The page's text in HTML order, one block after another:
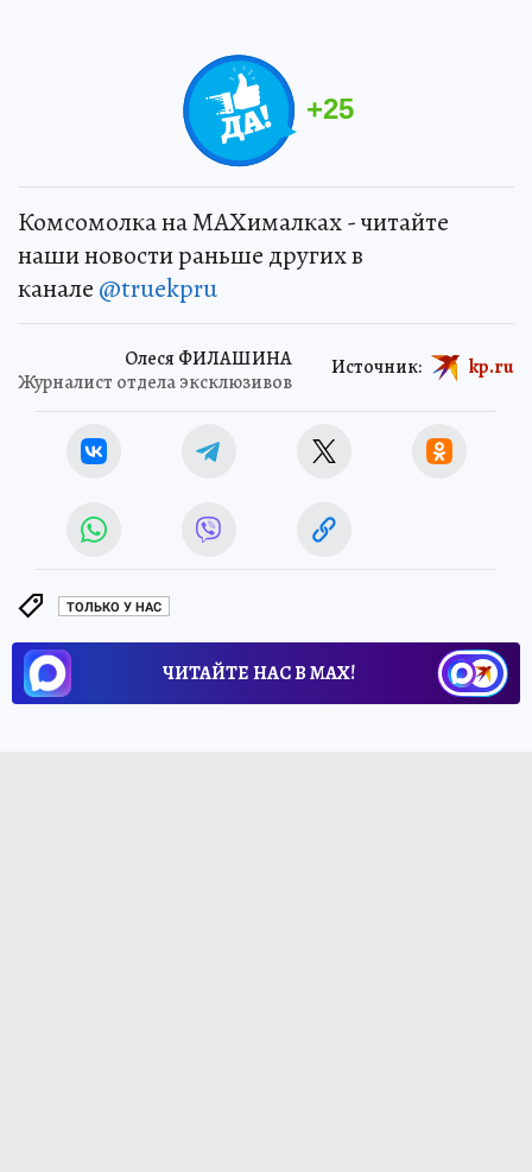
+25
Комсомолка на MAXималках - читайте
наши новости раньше других в
канале @truekpru
Олеся ФИЛАШИНА
Журналист отдела эксклюзивов
Источник: kp.ru
ТОЛЬКО У НАС
ЧИТАЙТЕ НАС В МАХ!